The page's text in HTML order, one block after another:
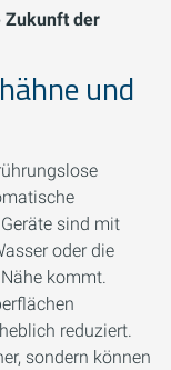
Zukunft der
und
sind mit
oder die
kommt.
reduziert.
sondern können